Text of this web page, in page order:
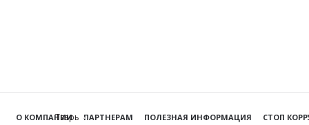
Тверь
О КОМПАНИИ ПАРТНЕРАМ ПОЛЕЗНАЯ ИНФОРМАЦИЯ СТОП